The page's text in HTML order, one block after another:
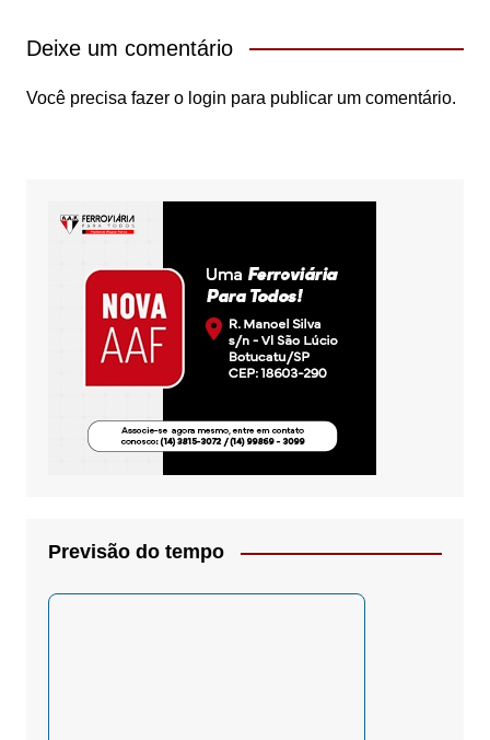
Deixe um comentário
Você precisa fazer o login para publicar um comentário.
Previsão do tempo